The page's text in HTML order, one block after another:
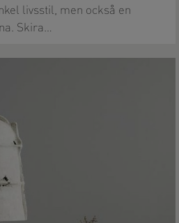
livsstil, men också en
Skira…